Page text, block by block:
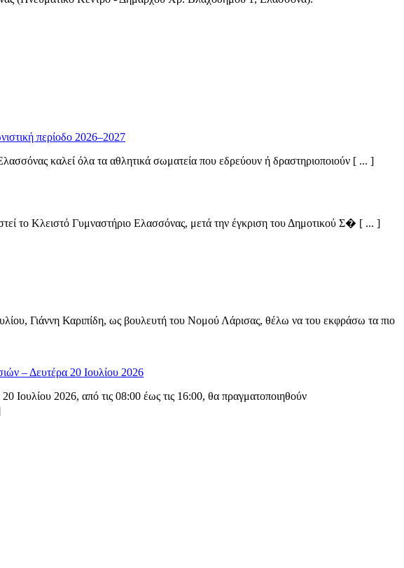
περίοδο 2026–2027
καλεί όλα τα αθλητικά σωματεία που εδρεύουν ή δραστηριοποιούν [ ... ]
το Κλειστό Γυμναστήριο Ελασσόνας, μετά την έγκριση του Δημοτικού Σ� [ ... ]
Γιάννη Καριπίδη, ως βουλευτή του Νομού Λάρισας, θέλω να του εκφράσω τα πιο
– Δευτέρα 20 Ιουλίου 2026
2026, από τις 08:00 έως τις 16:00, θα πραγματοποιηθούν